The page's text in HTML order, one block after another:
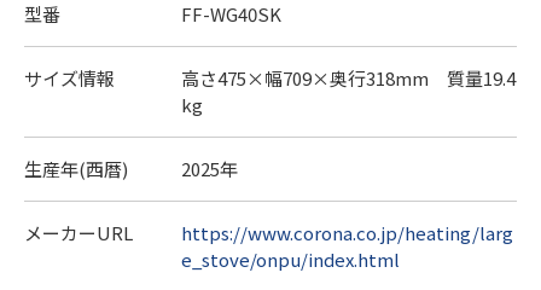
型番 FF-WG40SK
サイズ情報
高さ475×幅709×奥行318mm 質量19.4
kg
生産年(西暦) 2025年
メーカーURL
https://www.corona.co.jp/heating/larg
e_stove/onpu/index.html